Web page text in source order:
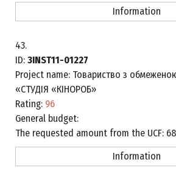
Information
43.
ID: 3INST11-01227
Project name: Товариство з
«СТУДІЯ «КІНОРОБ»
Rating: 96
General budget:
The requested amount from the UCF:
Information